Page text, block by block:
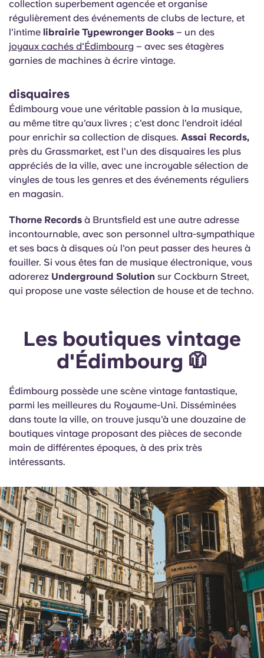
collection superbement agencée et organise
régulièrement des événements de clubs de lecture, et
l'intime librairie Typewronger Books – un des
joyaux cachés d'Édimbourg – avec ses étagères
garnies de machines à écrire vintage.
disquaires
Édimbourg voue une véritable passion à la musique,
au même titre qu'aux livres ; c'est donc l'endroit idéal
pour enrichir sa collection de disques. Assai Records,
près du Grassmarket, est l'un des disquaires les plus
appréciés de la ville, avec une incroyable sélection de
vinyles de tous les genres et des événements réguliers
en magasin.
Thorne Records à Bruntsfield est une autre adresse
incontournable, avec son personnel ultra-sympathique
et ses bacs à disques où l'on peut passer des heures à
fouiller. Si vous êtes fan de musique électronique, vous
adorerez Underground Solution sur Cockburn Street,
qui propose une vaste sélection de house et de techno.
Les boutiques vintage
d'Édimbourg 🧥
Édimbourg possède une scène vintage fantastique,
parmi les meilleures du Royaume-Uni. Disséminées
dans toute la ville, on trouve jusqu'à une douzaine de
boutiques vintage proposant des pièces de seconde
main de différentes époques, à des prix très
intéressants.